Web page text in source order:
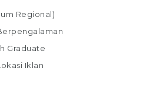
Regional)
Graduate
Iklan